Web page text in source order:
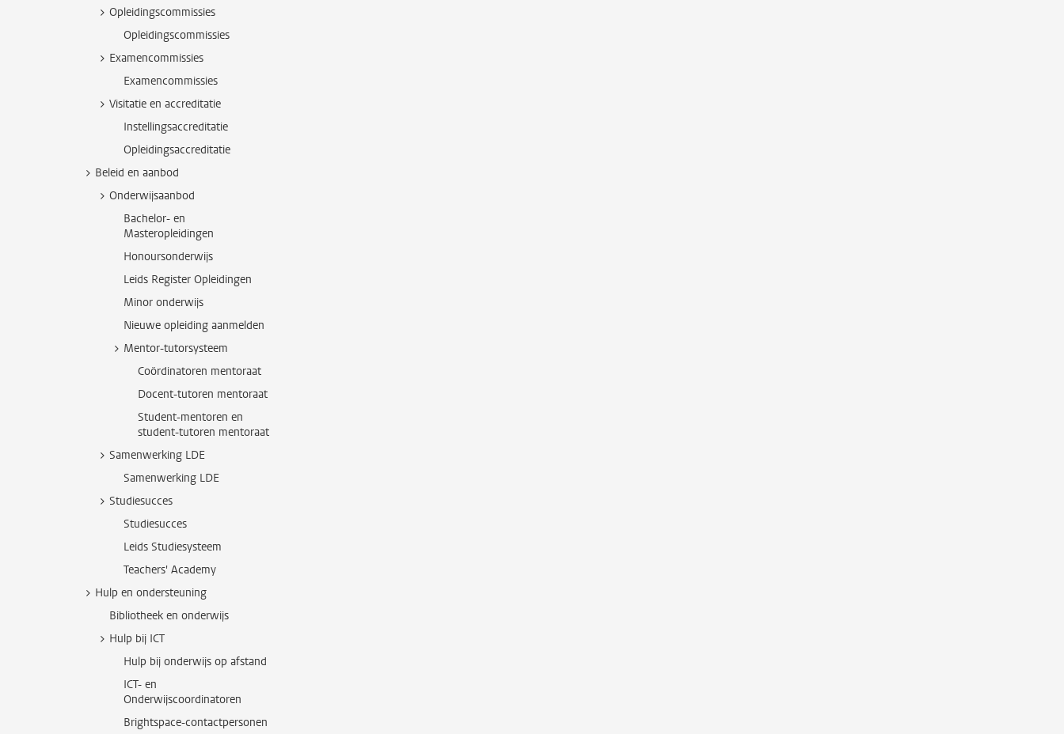
Opleidingscommissies
Opleidingscommissies
Examencommissies
Examencommissies
Visitatie en accreditatie
Instellingsaccreditatie
Opleidingsaccreditatie
Beleid en aanbod
Onderwijsaanbod
Bachelor- en
Masteropleidingen
Honoursonderwijs
Leids Register Opleidingen
Minor onderwijs
Nieuwe opleiding aanmelden
Mentor-tutorsysteem
Coördinatoren mentoraat
Docent-tutoren mentoraat
Student-mentoren en
student-tutoren mentoraat
Samenwerking LDE
Samenwerking LDE
Studiesucces
Studiesucces
Leids Studiesysteem
Teachers' Academy
Hulp en ondersteuning
Bibliotheek en onderwijs
Hulp bij ICT
Hulp bij onderwijs op afstand
ICT- en
Onderwijscoordinatoren
Brightspace-contactpersonen